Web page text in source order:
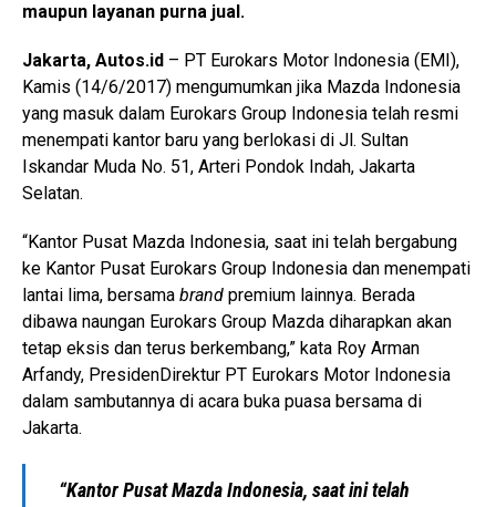
maupun layanan purna jual.
Jakarta, Autos.id – PT Eurokars Motor Indonesia (EMI),
Kamis (14/6/2017) mengumumkan jika Mazda Indonesia
yang masuk dalam Eurokars Group Indonesia telah resmi
menempati kantor baru yang berlokasi di Jl. Sultan
Iskandar Muda No. 51, Arteri Pondok Indah, Jakarta
Selatan.
“Kantor Pusat Mazda Indonesia, saat ini telah bergabung
ke Kantor Pusat Eurokars Group Indonesia dan menempati
lantai lima, bersama brand premium lainnya. Berada
dibawa naungan Eurokars Group Mazda diharapkan akan
tetap eksis dan terus berkembang,” kata Roy Arman
Arfandy, PresidenDirektur PT Eurokars Motor Indonesia
dalam sambutannya di acara buka puasa bersama di
Jakarta.
“Kantor Pusat Mazda Indonesia, saat ini telah